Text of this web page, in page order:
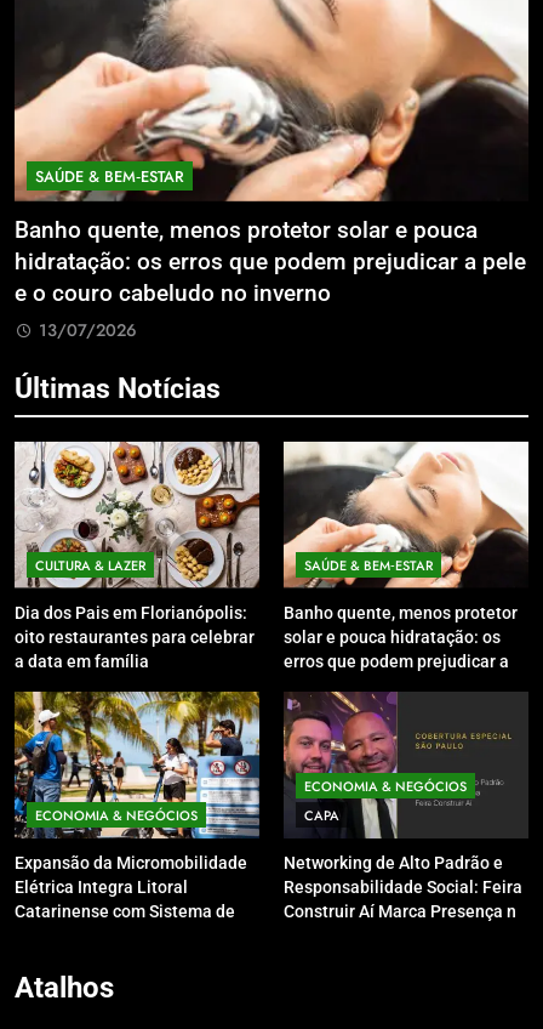
SAÚDE & BEM‑ESTAR
Banho quente, menos protetor solar e pouca
hidratação: os erros que podem prejudicar a pele
e o couro cabeludo no inverno
13/07/2026
Últimas Notícias
CULTURA & LAZER
Dia dos Pais em Florianópolis:
oito restaurantes para celebrar
a data em família
SAÚDE & BEM‑ESTAR
Banho quente, menos protetor
solar e pouca hidratação: os
erros que podem prejudicar a
inverno
ECONOMIA & NEGÓCIOS
Expansão da Micromobilidade
Elétrica Integra Litoral
Catarinense com Sistema de
ECONOMIA & NEGÓCIOS
CAPA
Networking de Alto Padrão e
Responsabilidade Social: Feira
Construir Aí Marca Presença no
Atalhos